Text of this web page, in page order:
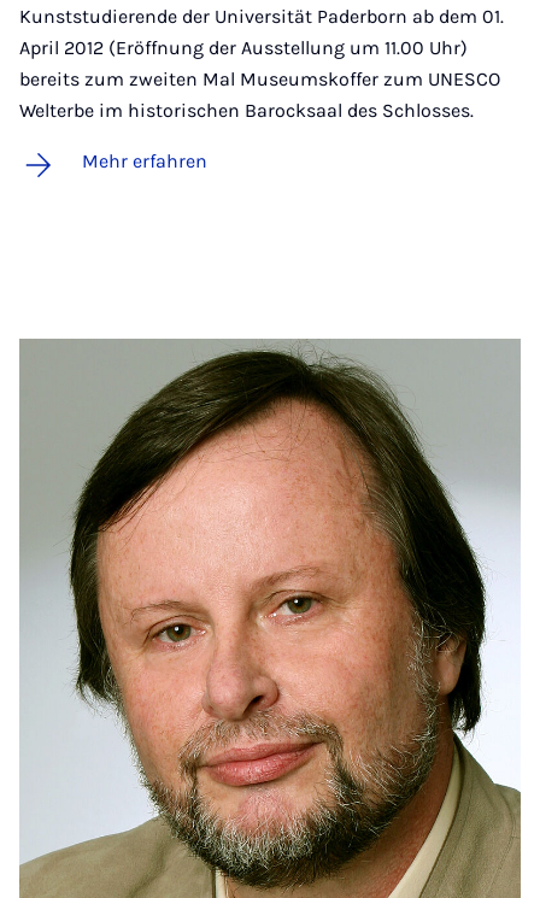
Kunststudierende der Universität Paderborn ab dem 01.
April 2012 (Eröffnung der Ausstellung um 11.00 Uhr)
bereits zum zweiten Mal Museumskoffer zum UNESCO
Welterbe im historischen Barocksaal des Schlosses.
Mehr erfahren